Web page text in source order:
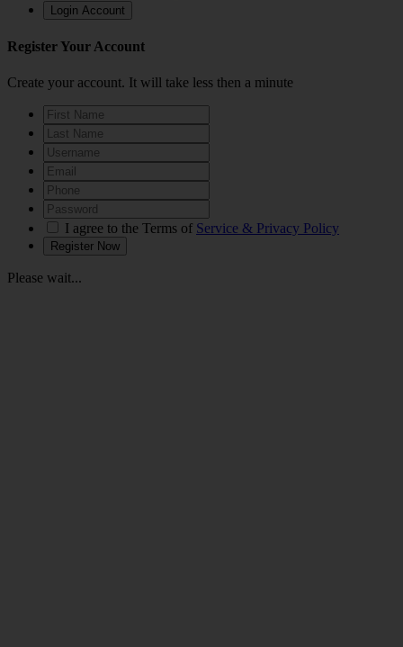
Register Your Account
Create your account. It will take less then a minute
I agree to the Terms of Service & Privacy Policy
Please wait...